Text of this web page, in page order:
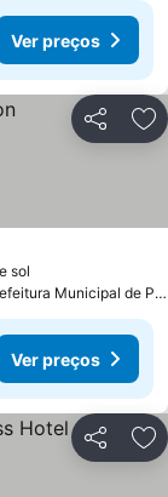
Ver preços
Partilhar
sol
a 18.4 km de Prédio da Prefeitura Municipal de Pedreira
Ver preços
Partilhar